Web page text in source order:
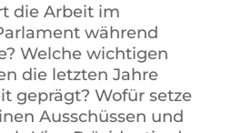
die Arbeit im
während
Welche wichtigen
die letzten Jahre
geprägt? Wofür setze
Ausschüssen und